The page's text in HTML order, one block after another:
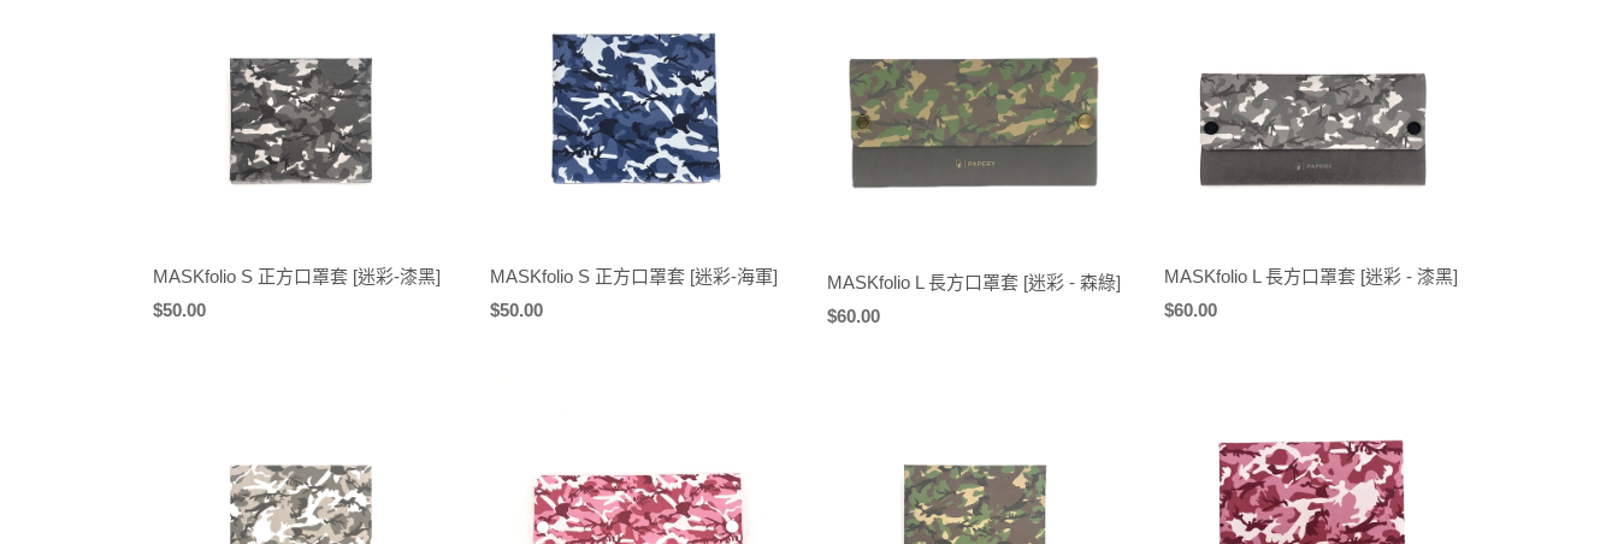
MASKfolio S 正方口罩套 [迷彩-漆黑]
定
$50.00
MASKfolio S 正方口罩套 [迷彩-海軍]
定
$50.00
MASKfolio L 長方口罩套 [迷彩 - 森綠]
定
$60.00
MASKfolio L 長方口罩套 [迷彩 - 漆黑]
定
$60.00